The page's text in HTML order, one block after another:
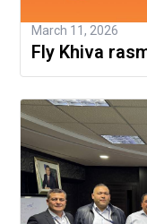
March 11, 2026
Fly Khiva